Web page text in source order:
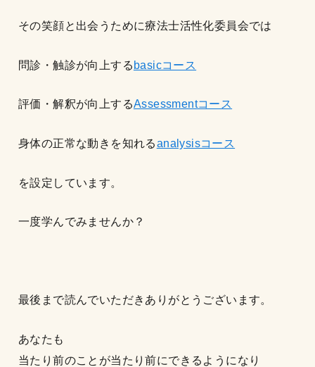
その笑顔と出会うために療法士活性化委員会では
問診・触診が向上する basicコース
評価・解釈が向上するAssessmentコース
身体の正常な動きを知れるanalysisコース
を設定しています。
一度学んでみませんか？
最後まで読んでいただきありがとうございます。
あなたも
当たり前のことが当たり前にできるようになり